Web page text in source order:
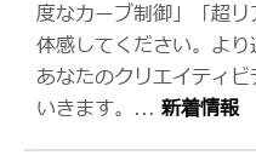
度なカーブ制御」「超
体感してください。より
あなたのクリエイティ
いきます。 ... 新着情報